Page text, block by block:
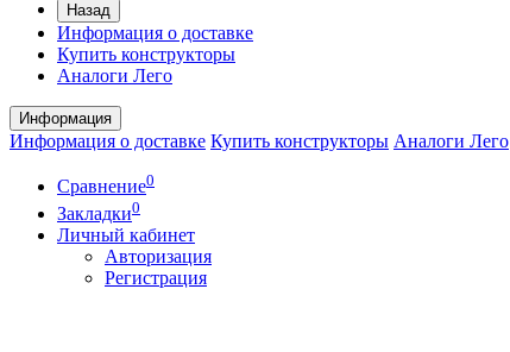
Назад
Информация о доставке
Купить конструкторы
Аналоги Лего
Информация
Информация о доставке Купить конструкторы Аналоги Лего
Сравнение0
Закладки0
Личный кабинет
Авторизация
Регистрация